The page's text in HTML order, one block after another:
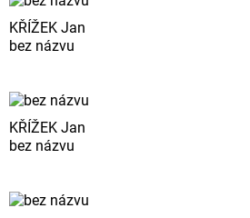
KŘÍŽEK Jan
bez názvu
KŘÍŽEK Jan
bez názvu